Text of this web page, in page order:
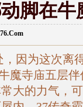
脚在牛
因为这次离
魔寺庙五层
大的力气，